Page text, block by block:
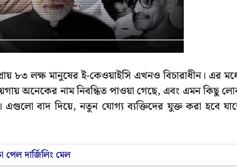
৮৩ লক্ষ মানুষের ই-কেওয়াইসি এখনও বিচারাধীন। এর
অনেকের নাম নিবন্ধিত পাওয়া গেছে, এবং এমন কিছু
বাদ দিয়ে, নতুন যোগ্য ব্যক্তিদের যুক্ত করা হবে
দার্জিলিং মেল